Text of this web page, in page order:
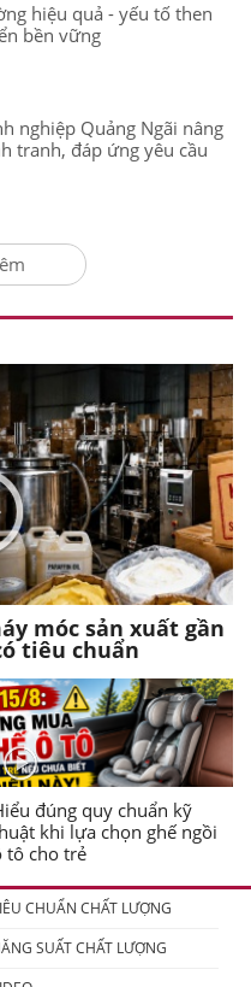
hiệu quả - yếu tố then
bền vững
nghiệp Quảng Ngãi nâng
tranh, đáp ứng yêu cầu
móc sản xuất gần
tiêu chuẩn
đúng quy chuẩn kỹ
khi lựa chọn ghế ngồi
tô cho trẻ
CHUẨN CHẤT LƯỢNG
SUẤT CHẤT LƯỢNG